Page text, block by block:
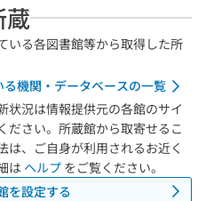
蔵
いる各図書館等から取得した所
る機関・データベースの一覧
状況は情報提供元の各館のサイ
ださい。所蔵館から取寄せるこ
は、ご自身が利用されるお近く
は ヘルプ をご覧ください。
を設定する